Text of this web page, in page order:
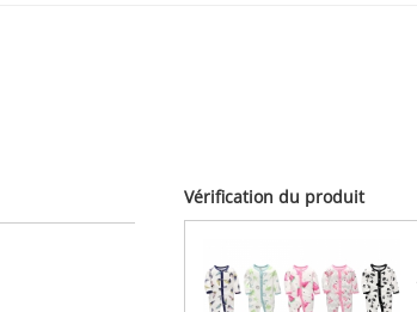
Vérification du produit